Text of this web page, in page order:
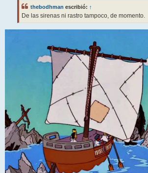
thebodhman escribió: ↑
De las sirenas ni rastro tampoco, de momento.